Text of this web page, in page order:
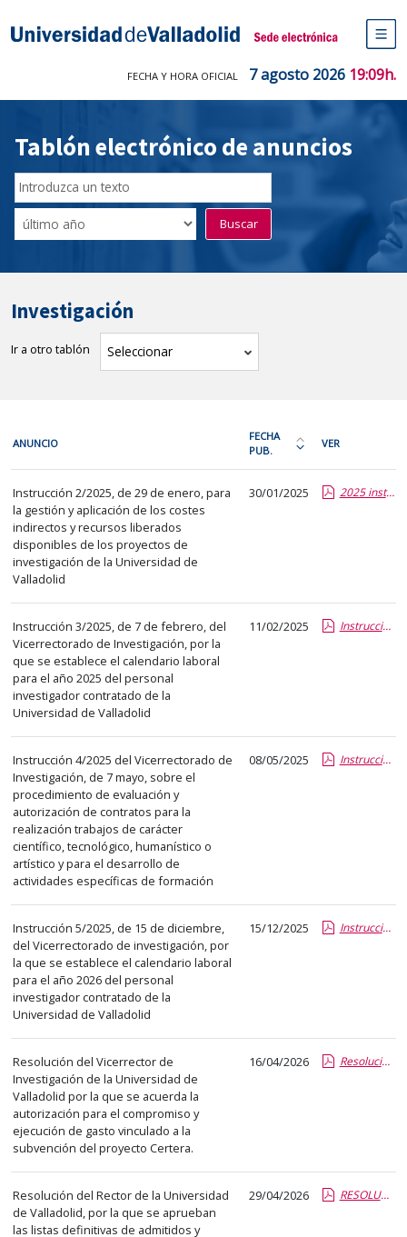
Sede electrónica Universidad de
de
FECHA Y HORA OFICIAL 7 agosto 2026 19:09h.
Tablón electrónico de anuncios
Buscador
del
Tablón
Filtro
de
Buscar
Investigación
Ir a otro tablón Seleccionar tablón
cada
fila
de
la
siguiente
tabla
encontrará
los
anuncios
del
tablón
seleccionado
previamente.
En
la
primera
columna
el
título
del
anuncio,
en
la
segunda
columna
la
fecha
de
publicación,
en
la
última
columna
el
enlace
que
ANUNCIO
FECHA
PUB.
Ordena
la
tabla
más
reciente
VER
Instrucción 2/2025, de 29 de enero, para
la gestión y aplicación de los costes
indirectos y recursos liberados
disponibles de los proyectos de
investigación de la Universidad de
Valladolid
30/01/2025 2025 instruccion ci y rld.pdf
Instrucción 3/2025, de 7 de febrero, del
Vicerrectorado de Investigación, por la
que se establece el calendario laboral
para el año 2025 del personal
investigador contratado de la
Universidad de Valladolid
11/02/2025 Instrucción 3/2025, de 7 de febrero. Viccerectorado de Investigación(calendario laboral).pdf
Instrucción 4/2025 del Vicerrectorado de
Investigación, de 7 mayo, sobre el
procedimiento de evaluación y
autorización de contratos para la
realización trabajos de carácter
científico, tecnológico, humanístico o
artístico y para el desarrollo de
actividades específicas de formación
08/05/2025 Instruccion 4_2025 Art60 definitiva.pdf.pdf
Instrucción 5/2025, de 15 de diciembre,
del Vicerrectorado de investigación, por
la que se establece el calendario laboral
para el año 2026 del personal
investigador contratado de la
Universidad de Valladolid
15/12/2025 Instrucción 5-2025 Calendario 2026 vfinal.pdf.pdf
Resolución del Vicerrector de
Investigación de la Universidad de
Valladolid por la que se acuerda la
autorización para el compromiso y
ejecución de gasto vinculado a la
subvención del proyecto Certera.
16/04/2026 Resolución autorización ejecución CERTERA -N CJE-.pdf.pdf
Resolución del Rector de la Universidad
de Valladolid, por la que se aprueban
las listas definitivas de admitidos y
29/04/2026 RESOLUCIÓN + ANEXO I.pdf.pdf